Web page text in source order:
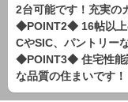
2台可能です！充実の
◆POINT2◆ 16帖以上
CやSIC、パントリー
◆POINT3◆ 住宅性能
な品質の住まいです！